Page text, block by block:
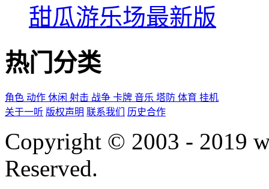
甜瓜游乐场最新版
热门分类
角色 动作 休闲 射击 战争 卡牌 音乐 塔防 体育 挂机
关于一听 版权声明 联系我们 历史合作
Copyright © 2003 - 2019
Reserved.